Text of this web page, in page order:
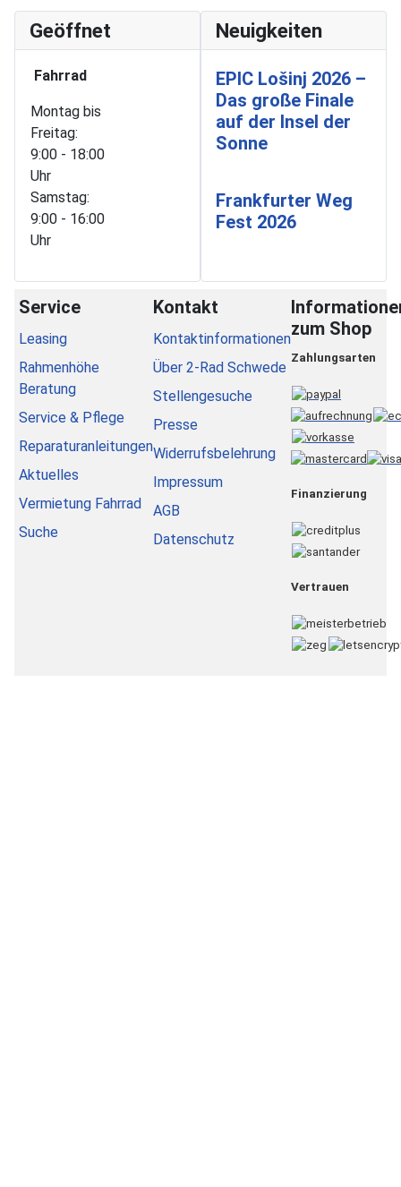
Geöffnet
Fahrrad
Montag bis
Freitag:
9:00 - 18:00
Uhr
Samstag:
9:00 - 16:00
Uhr
Neuigkeiten
EPIC Lošinj 2026 –
Das große Finale
auf der Insel der
Sonne
Frankfurter Weg
Fest 2026
Service
Leasing
Rahmenhöhe
Beratung
Service & Pflege
Reparaturanleitungen
Aktuelles
Vermietung Fahrrad
Suche
Kontakt
Kontaktinformationen
Über 2-Rad Schwede
Stellengesuche
Presse
Widerrufsbelehrung
Impressum
AGB
Datenschutz
zum Shop
Zahlungsarten
Finanzierung
Vertrauen